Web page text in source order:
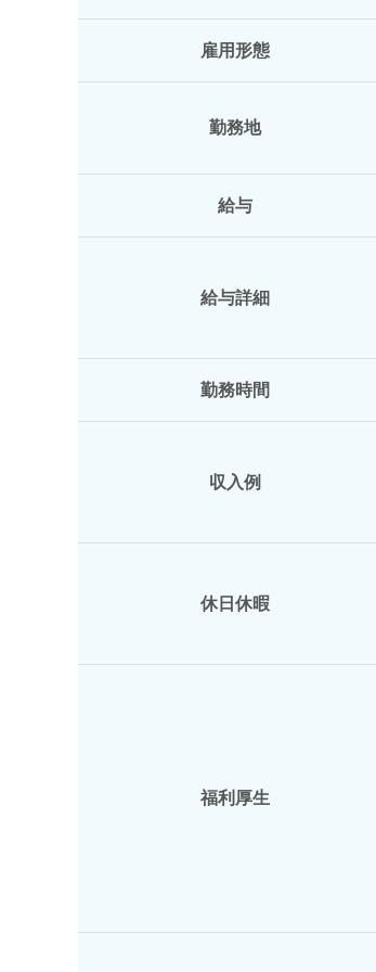
雇用形態
勤務地
給与
給与詳細
勤務時間
収入例
休日休暇
福利厚生